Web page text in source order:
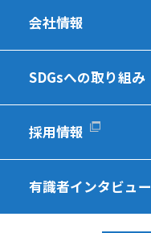
会社情報
SDGsへの取り組み
採用情報
有識者インタビュー